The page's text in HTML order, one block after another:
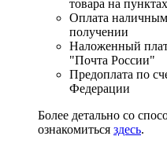
товара на
Оплата
получении
Наложенный
"Почта России"
Предоплата по
Федерации
Более детально со
ознакомиться здесь.